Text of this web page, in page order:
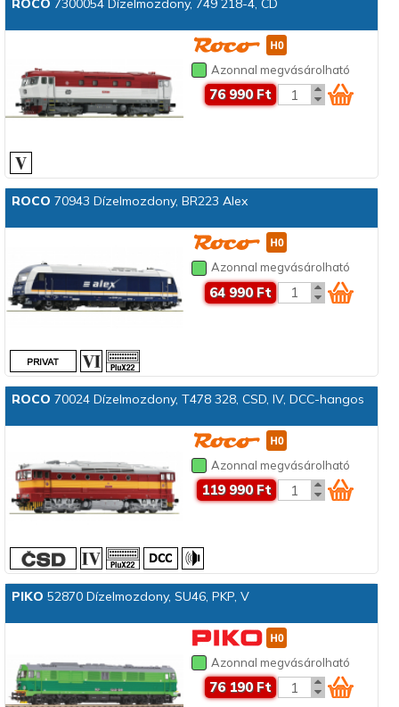
ROCO 7300054 Dízelmozdony, 749 218-4, CD
Azonnal megvásárolható
76 990 Ft
ROCO 70943 Dízelmozdony, BR223 Alex
Azonnal megvásárolható
64 990 Ft
ROCO 70024 Dízelmozdony, T478 328, CSD, IV, DCC-hangos
Azonnal megvásárolható
119 990 Ft
PIKO 52870 Dízelmozdony, SU46, PKP, V
Azonnal megvásárolható
76 190 Ft